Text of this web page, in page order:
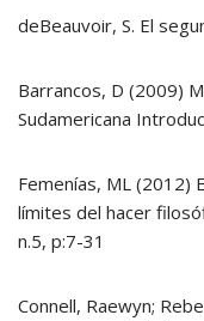
deBeauvoir, S. El
Barrancos, D (2009)
Sudamericana
Femenías, ML (2012)
límites del hacer
n.5, p:7-31
Connell, Raewyn;